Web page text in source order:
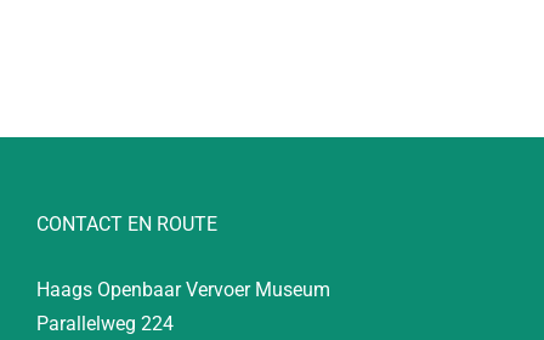
CONTACT EN ROUTE
Haags Openbaar Vervoer Museum
Parallelweg 224